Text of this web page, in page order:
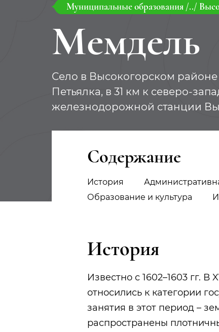
Муниципальные образования /../
Мемдель
Село в Высокогорском районе
Петьялка, в 31 км к северо-
железнодорожной станции
Содержание
История
Образование и культура
История
Известно с 1602–1603 гг.
относились к категории
занятия в этот период –
распространены